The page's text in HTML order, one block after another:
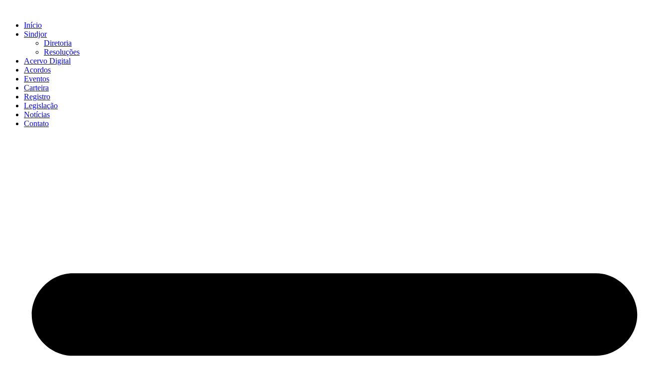
conteúdo
Início
Sindjor
Diretoria
Resoluções
Acervo Digital
Acordos
Eventos
Carteira
Registro
Legislação
Notícias
Contato